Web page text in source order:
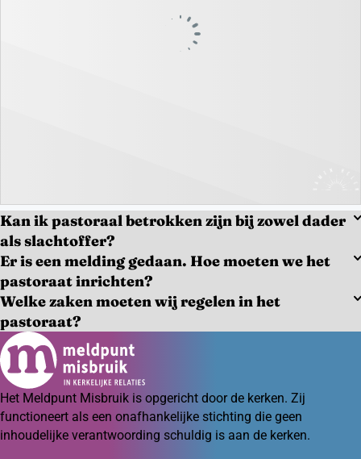
Kan ik pastoraal betrokken zijn bij zowel dader
als slachtoffer?
Er is een melding gedaan. Hoe moeten we het
pastoraat inrichten?
Welke zaken moeten wij regelen in het
pastoraat?
Het Meldpunt Misbruik is opgericht door de kerken. Zij
functioneert als een onafhankelijke stichting die geen
inhoudelijke verantwoording schuldig is aan de kerken.